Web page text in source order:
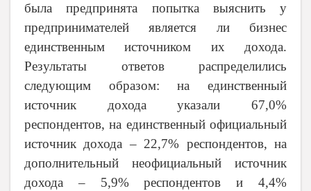
была предпринята попытка выяснить у
предпринимателей является ли бизнес
единственным источником их дохода.
Результаты ответов распределились
следующим образом: на единственный
источник дохода указали 67,0%
респондентов, на единственный официальный
источник дохода – 22,7% респондентов, на
дополнительный неофициальный источник
дохода – 5,9% респондентов и 4,4%